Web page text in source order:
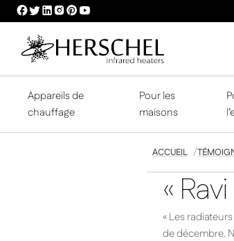
HERSCHEL
FACEBOOK
PROFILE
HERSCHEL
TWITTER
PROFILE
HERSCHEL
LINKEDIN
HERSCHEL
INSTAGRAM
HERSCHEL
PINTEREST
HERSCHEL
YOUTUBE
Appareils de
chauffage
Pour les
maisons
ACCUEIL
«
« Les
de décembre.